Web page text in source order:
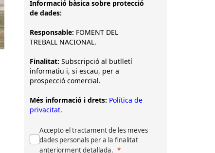
Informació bàsica sobre protecció
de dades:
Responsable: FOMENT DEL
TREBALL NACIONAL.
Finalitat: Subscripció al butlletí
informatiu i, si escau, per a
prospecció comercial.
Més informació i drets: Política de
privacitat.
Accepto el tractament de les meves
dades personals per a la finalitat
anteriorment detallada.